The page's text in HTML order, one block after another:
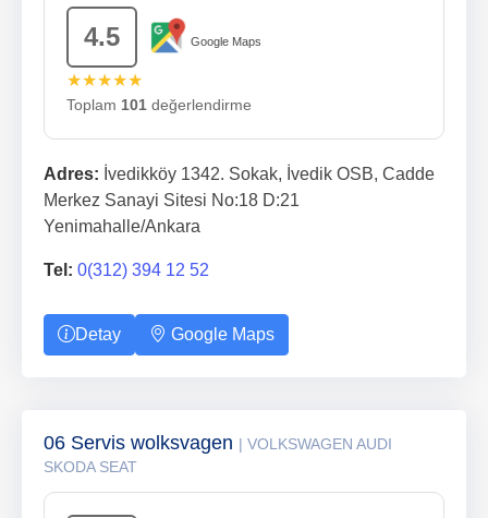
4.5 Google Maps
★★★★★
Toplam 101 değerlendirme
Adres: İvedikköy 1342. Sokak, İvedik OSB, Cadde
Merkez Sanayi Sitesi No:18 D:21
Yenimahalle/Ankara
Tel: 0(312) 394 12 52
Detay Google Maps
06 Servis wolksvagen | VOLKSWAGEN AUDI
SKODA SEAT